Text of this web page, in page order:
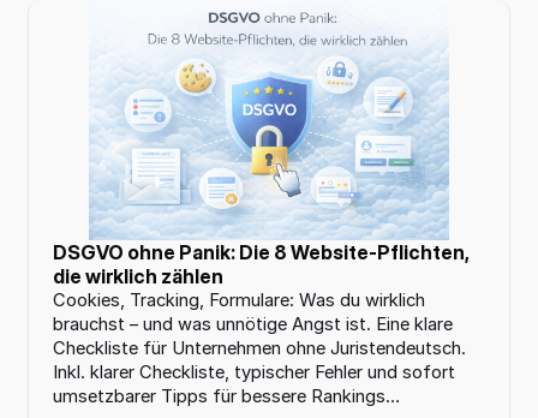
Home
01
Leistungen
02
Referenzen 03
Projekte 03
Lösungen 04
Über
uns
Über
uns
Kontakt
06
DSGVO ohne Panik: Die 8 Website-Pflichten,
die wirklich zählen
Cookies, Tracking, Formulare: Was du wirklich
brauchst – und was unnötige Angst ist. Eine klare
Checkliste für Unternehmen ohne Juristendeutsch.
Inkl. klarer Checkliste, typischer Fehler und sofort
umsetzbarer Tipps für bessere Rankings…